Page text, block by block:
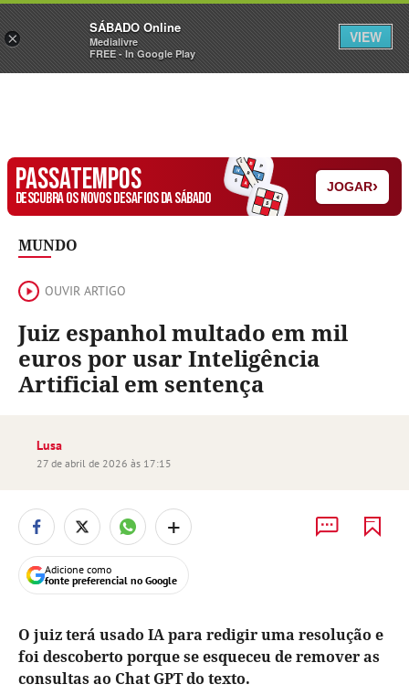
Sábado Assine Iniciar Sessão
PASSATEMPOS
DESCUBRA OS NOVOS DESAFIOS DA SÁBADO
JOGAR›
MUNDO
OUVIR ARTIGO
Juiz espanhol multado em mil
euros por usar Inteligência
Artificial em sentença
Lusa
27 de abril de 2026 às 17:15
+
Adicione como
fonte preferencial no Google
O juiz terá usado IA para redigir uma resolução e
foi descoberto porque se esqueceu de remover as
consultas ao Chat GPT do texto.
×
SÁBADO Online
Medialivre
FREE - In Google Play
VIEW